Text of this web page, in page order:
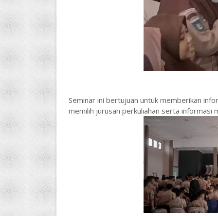
Seminar ini bertujuan untuk memberikan
memilih jurusan perkuliahan serta informasi